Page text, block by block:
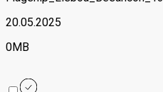
20.05.2025
0MB